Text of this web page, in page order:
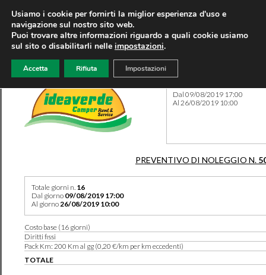
Dal 09/08/2019 17:00
Al 26/08/2019 10:00
PREVENTIVO DI NOLEGGIO N.
Totale giorni n. 16
Dal giorno 09/08/2019 17:00
Al giorno26/08/2019 10:00
Costo base (16 giorni)
Diritti fissi
Pack Km: 200 Km al gg (0,20 €/km per km eccedenti)
TOTALE
Usiamo i cookie per fornirti la miglior esperienza d'uso e
navigazione sul nostro sito web.
Puoi trovare altre informazioni riguardo a quali cookie usiamo
sul sito o disabilitarli nelle impostazioni.
Accetta Rifiuta Impostazioni